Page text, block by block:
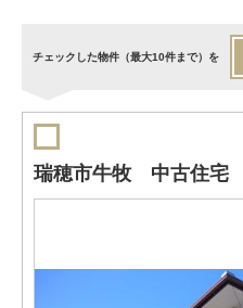
チェックした物件（最大10件まで）を
瑞穂市牛牧 中古住宅